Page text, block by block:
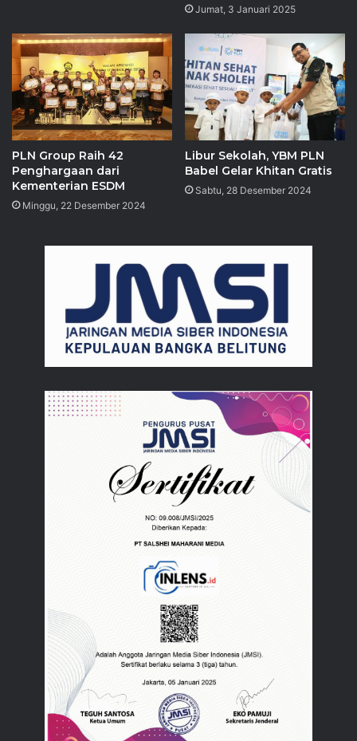
Jumat, 3 Januari 2025
PLN Group Raih 42
Penghargaan dari
Kementerian ESDM
Minggu, 22 Desember 2024
Libur Sekolah, YBM PLN
Babel Gelar Khitan Gratis
Sabtu, 28 Desember 2024